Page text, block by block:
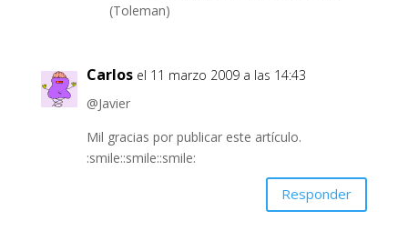
(Toleman)
Carlos el 11 marzo 2009 a las 14:43
@Javier
Mil gracias por publicar este artículo.
:smile::smile::smile:
Responder